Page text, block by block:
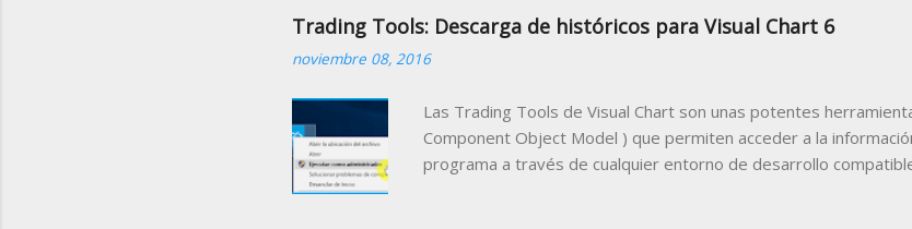
Trading Tools: Descarga de históricos para Visual Chart 6
noviembre 08, 2016
Las Trading Tools de Visual Chart son unas potentes
Component Object Model ) que permiten acceder a la
programa a través de cualquier entorno de desarrollo
pudiendo trabajar desde el programa cliente con los datos